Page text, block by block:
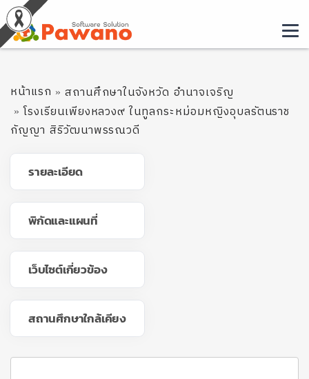
หน้าแรก
สถานศึกษาในจังหวัด อำนาจเจริญ
โรงเรียนเพียงหลวง๙ ในทูลกระหม่อมหญิงอุบลรัตนราช
กัญญา สิริวัฒนาพรรณวดี
รายละเอียด
พิกัดและแผนที่
เว็บไซต์เกี่ยวข้อง
สถานศึกษาใกล้เคียง